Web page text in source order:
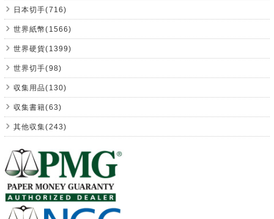
日本切手(716)
世界紙幣(1566)
世界硬貨(1399)
世界切手(98)
収集用品(130)
収集書籍(63)
其他収集(243)